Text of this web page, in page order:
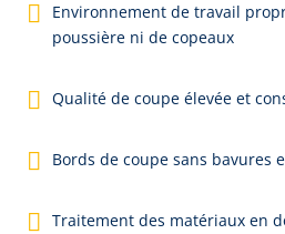
En­vi­ron­ne­ment de tra­vail
pous­sière ni de co­peaux
Qua­li­té de coupe é­le­vée et
Bords de coupe sans ba­vu­res
Trai­te­ment des ma­té­ri­aux en